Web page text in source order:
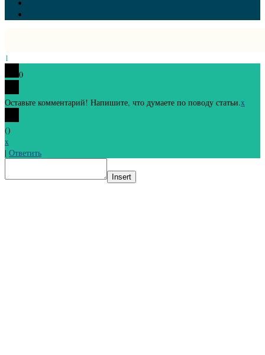
1
0
Оставьте комментарий! Напишите, что думаете по поводу статьи.x
()
x
| Ответить
Insert